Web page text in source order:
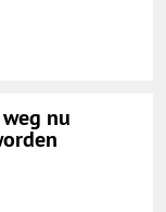
nu